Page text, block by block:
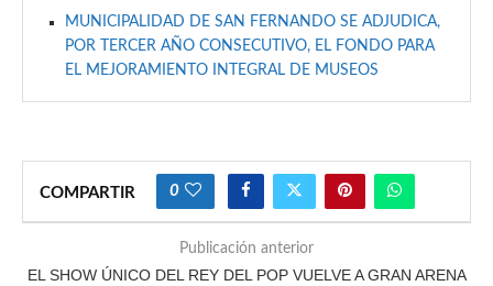
MUNICIPALIDAD DE SAN FERNANDO SE ADJUDICA,
POR TERCER AÑO CONSECUTIVO, EL FONDO PARA
EL MEJORAMIENTO INTEGRAL DE MUSEOS
COMPARTIR 0
Publicación anterior
EL SHOW ÚNICO DEL REY DEL POP VUELVE A GRAN ARENA